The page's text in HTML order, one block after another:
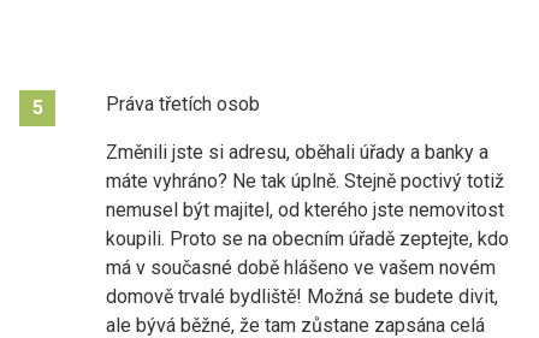
5 Práva třetích osob
Změnili jste si adresu, oběhali úřady a banky a
máte vyhráno? Ne tak úplně. Stejně poctivý totiž
nemusel být majitel, od kterého jste nemovitost
koupili. Proto se na obecním úřadě zeptejte, kdo
má v současné době hlášeno ve vašem novém
domově trvalé bydliště! Možná se budete divit,
ale bývá běžné, že tam zůstane zapsána celá